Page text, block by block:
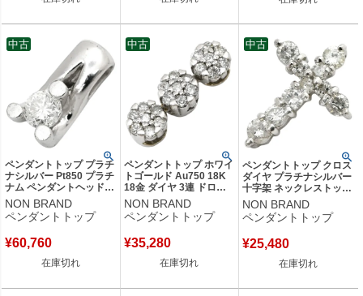
ペンダントトップ プラチ
ナシルバー Pt850 プラチ
ナム ペンダントヘッド
ダイヤ 1P 1粒 【中古】
NON BRAND
ペンダントトップ
¥60,760
在庫切れ
中古
ペンダントトップ ホワイ
トゴールド Au750 18K
18金 ダイヤ 3連 ドロッ
プ ムービング スイング
トリロジー 【中古】
NON BRAND
ペンダントトップ
¥35,280
在庫切れ
中古
ペンダントトップ クロス
ダイヤ プラチナシルバー
十字架 ネックレストップ
【中古】
NON BRAND
ペンダントトップ
¥25,480
在庫切れ
中古